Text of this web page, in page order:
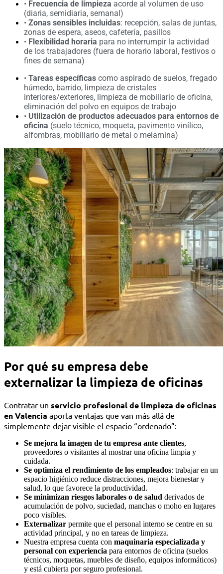
• Frecuencia de limpieza acorde al volumen de uso
(diaria, semidiaria, semanal)
• Zonas sensibles incluidas: recepción, salas de juntas,
zonas de espera, aseos, cafetería, pasillos
• Flexibilidad horaria para no interrumpir la actividad
de los trabajadores (fuera de horario laboral, festivos o
fines de semana)
• Tareas específicas como aspirado de suelos, fregado
húmedo, barrido, limpieza de cristales
interiores/exteriores, limpieza de mobiliario de oficina,
eliminación del polvo en equipos de trabajo
• Utilización de productos adecuados para entornos de
oficina (suelo técnico, moqueta, pavimento vinílico,
alfombras, mobiliario de metal o melamina)
Por qué su empresa debe
externalizar la limpieza de oficinas
Contratar un servicio profesional de limpieza de oficinas
en Valencia aporta ventajas que van más allá de
simplemente dejar visible el espacio “ordenado”:
Se mejora la imagen de tu empresa ante clientes,
proveedores o visitantes al mostrar una oficina limpia y
cuidada.
Se optimiza el rendimiento de los empleados: trabajar en un
espacio higiénico reduce distracciones, mejora bienestar y
salud, lo que favorece la productividad.
Se minimizan riesgos laborales o de salud derivados de
acumulación de polvo, suciedad, manchas o moho en lugares
poco visibles.
Externalizar permite que el personal interno se centre en su
actividad principal, y no en tareas de limpieza.
Nuestra empresa cuenta con maquinaria especializada y
personal con experiencia para entornos de oficina (suelos
técnicos, moquetas, muebles de diseño, equipos informáticos)
y está cubierta por seguro profesional.